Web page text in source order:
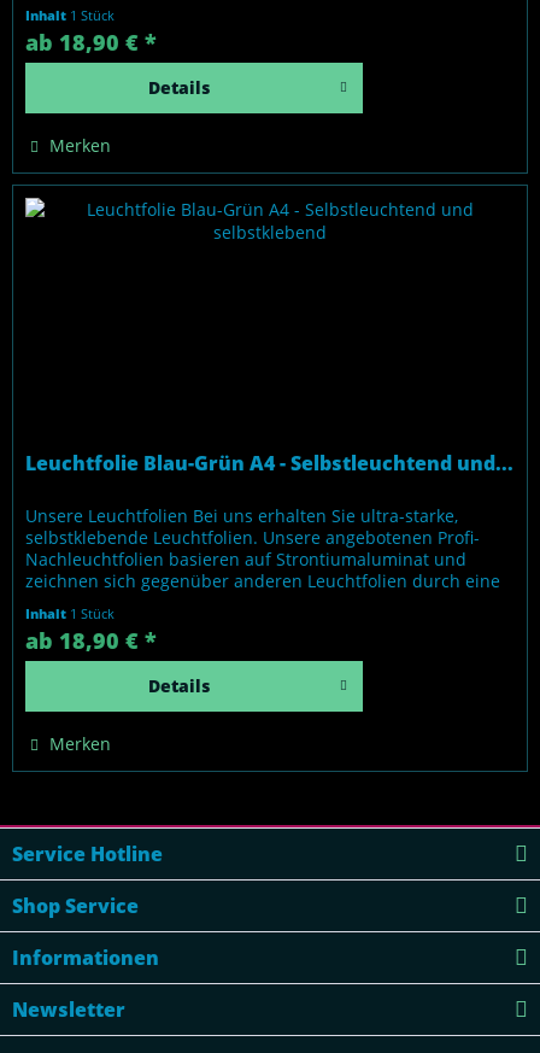
sind unsere Folien absolut ungiftig und frei von
bedenklichen Chemikalien. Und: Wir bieten ausschließlich...
Inhalt 1 Stück
ab 18,90 € *
Details
Merken
Leuchtfolie Blau-Grün A4 - Selbstleuchtend und...
Unsere Leuchtfolien Bei uns erhalten Sie ultra-starke,
selbstklebende Leuchtfolien. Unsere angebotenen Profi-
Nachleuchtfolien basieren auf Strontiumaluminat und
zeichnen sich gegenüber anderen Leuchtfolien durch eine
sind unsere Folien absolut ungiftig und frei von
bedenklichen Chemikalien. Und: Wir bieten ausschließlich...
Inhalt 1 Stück
ab 18,90 € *
Details
Merken
Service Hotline
Shop Service
Informationen
Newsletter